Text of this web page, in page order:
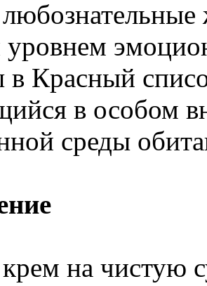
в Красный
в особом
среды
на чистую